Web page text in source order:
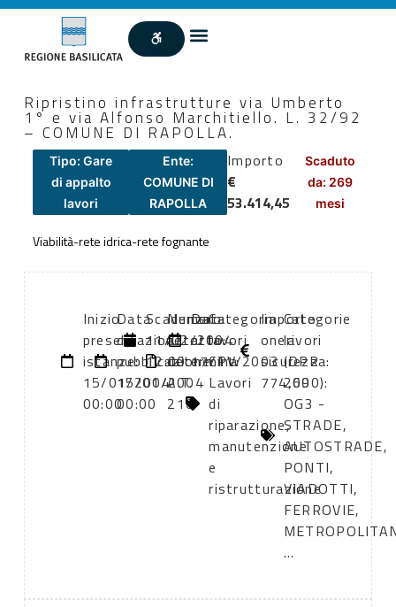
Ripristino infrastrutture via Umberto
1° e via Alfonso Marchitiello. L. 32/92
– COMUNE DI RAPOLLA.
Tipo: Gare
di appalto
lavori
Ente:
COMUNE DI
RAPOLLA
Importo
€
53.414,45
Scaduto
da: 269
mesi
Viabilità-rete idrica-rete fognante
Inizio
presentazione
istanze:
15/01/2004
00:00
Data
di
pubblicazione:
15/01/2004
00:00
Scadenza:
11/02/2004
12:00
Numero
atto:
determina
A.T.
210
Data
atto:
17/11/2003
Categoria
lavori
CPV:
Lavori
di
riparazione,
manutenzione
e
ristrutturazione
Importo
oneri
sicurezza:
774,69
Categorie
lavori
(DPR
2000):
OG3 -
STRADE,
AUTOSTRADE,
PONTI,
VIADOTTI,
FERROVIE,
...